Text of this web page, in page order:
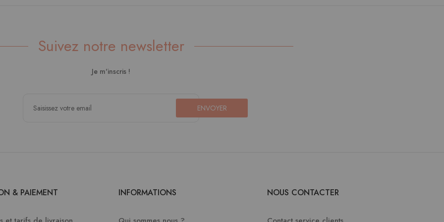
Suivez notre newsletter
Je m'inscris !
ENVOYER
& PAIEMENT INFORMATIONS NOUS CONTACTER